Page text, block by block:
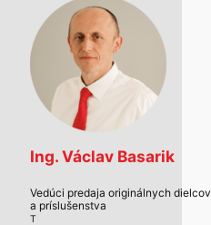
Ing. Václav Basarik
Vedúci predaja originálnych dielcov
a príslušenstva
T